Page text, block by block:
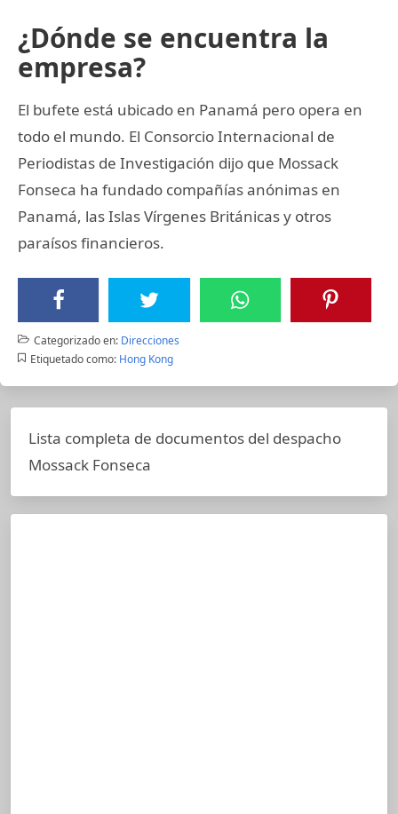
¿Dónde se encuentra la
empresa?
El bufete está ubicado en Panamá pero opera en
todo el mundo. El Consorcio Internacional de
Periodistas de Investigación dijo que Mossack
Fonseca ha fundado compañías anónimas en
Panamá, las Islas Vírgenes Británicas y otros
paraísos financieros.
Categorizado en: Direcciones
Etiquetado como: Hong Kong
Lista completa de documentos del despacho
Mossack Fonseca